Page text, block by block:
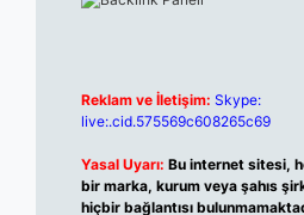
Reklam ve İletişim: Skype:
live:.cid.575569c608265c69
Yasal Uyarı: Bu internet sitesi,
bir marka, kurum veya şahıs
hiçbir bağlantısı